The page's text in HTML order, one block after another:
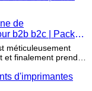
de
b2b b2c | Pack
méticuleusement
finalement prendre